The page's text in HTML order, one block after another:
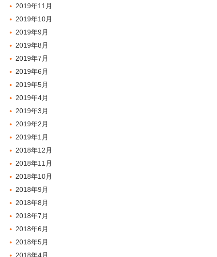
2019年11月
2019年10月
2019年9月
2019年8月
2019年7月
2019年6月
2019年5月
2019年4月
2019年3月
2019年2月
2019年1月
2018年12月
2018年11月
2018年10月
2018年9月
2018年8月
2018年7月
2018年6月
2018年5月
2018年4月